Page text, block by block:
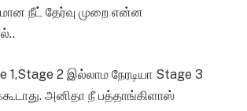
நீட் தேர்வு முறை என்ன
1,Stage 2 இல்லாம நேரடியா Stage 3
அனிதா நீ பத்தாங்கிளாஸ்